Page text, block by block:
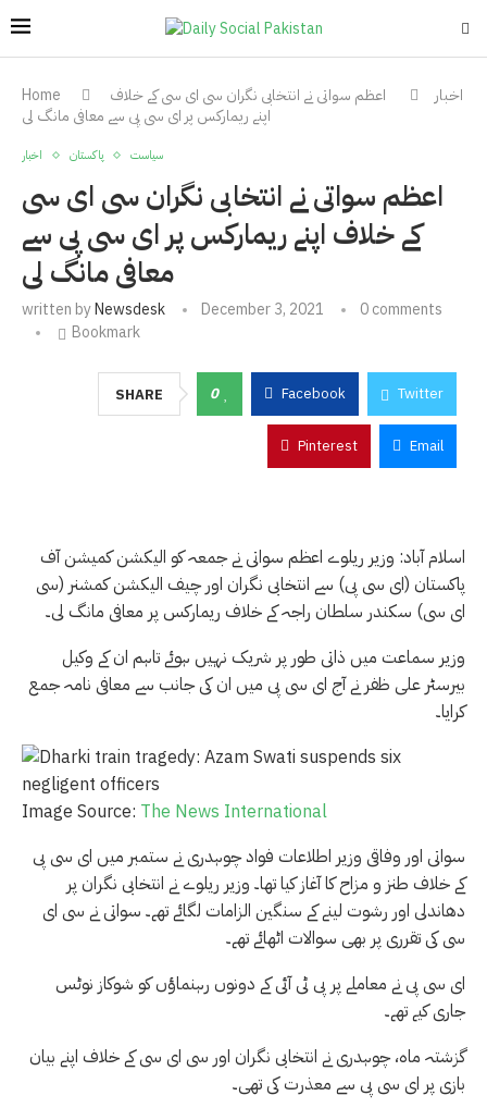
Home اخبار
اعظم سواتی نے انتخابی نگران سی ای سی کے خلاف
اپنے ریمارکس پر ای سی پی سے معافی مانگ لی
اخبار پاکستان سیاست
اعظم سواتی نے انتخابی نگران سی ای سی
کے خلاف اپنے ریمارکس پر ای سی پی سے
معافی مانگ لی
written byNewsdesk December 3, 2021
0 comments
Bookmark
SHARE 0 Facebook Twitter
Pinterest Email
اسلام آباد: وزیر ریلوے اعظم سواتی نے جمعہ کو الیکشن کمیشن آف
پاکستان (ای سی پی) سے انتخابی نگران اور چیف الیکشن کمشنر (سی
ای سی) سکندر سلطان راجہ کے خلاف ریمارکس پر معافی مانگ لی۔
وزیر سماعت میں ذاتی طور پر شریک نہیں ہوئے تاہم ان کے وکیل
بیرسٹر علی ظفر نے آج ای سی پی میں ان کی جانب سے معافی نامہ جمع
کرایا۔
Image Source: The News International
سواتی اور وفاقی وزیر اطلاعات فواد چوہدری نے ستمبر میں ای سی پی
کے خلاف طنز و مزاح کا آغاز کیا تھا۔ وزیر ریلوے نے انتخابی نگران پر
دھاندلی اور رشوت لینے کے سنگین الزامات لگائے تھے۔ سواتی نے سی ای
سی کی تقرری پر بھی سوالات اٹھائے تھے۔
ای سی پی نے معاملے پر پی ٹی آئی کے دونوں رہنماؤں کو شوکاز نوٹس
جاری کیے تھے۔
گزشتہ ماہ، چوہدری نے انتخابی نگران اور سی ای سی کے خلاف اپنے بیان
بازی پر ای سی پی سے معذرت کی تھی۔